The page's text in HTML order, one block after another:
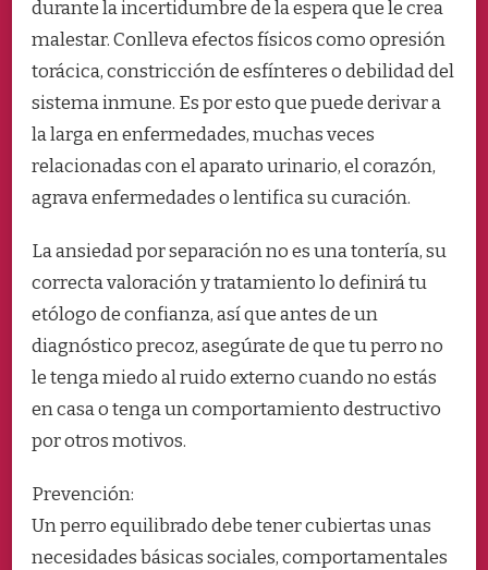
durante la incertidumbre de la espera que le crea
malestar. Conlleva efectos físicos como opresión
torácica, constricción de esfínteres o debilidad del
sistema inmune. Es por esto que puede derivar a
la larga en enfermedades, muchas veces
relacionadas con el aparato urinario, el corazón,
agrava enfermedades o lentifica su curación.
La ansiedad por separación no es una tontería, su
correcta valoración y tratamiento lo definirá tu
etólogo de confianza, así que antes de un
diagnóstico precoz, asegúrate de que tu perro no
le tenga miedo al ruido externo cuando no estás
en casa o tenga un comportamiento destructivo
por otros motivos.
Prevención:
Un perro equilibrado debe tener cubiertas unas
necesidades básicas sociales, comportamentales